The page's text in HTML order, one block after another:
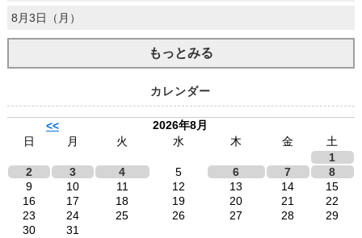
8月3日（月）
もっとみる
カレンダー
<<
2026年8月
日
月 火 水 木 金
土
1
2
3 4 5 6 7
8
9
10 11 12 13 14
15
16
17 18 19 20 21
22
23
24 25 26 27 28
29
30
31